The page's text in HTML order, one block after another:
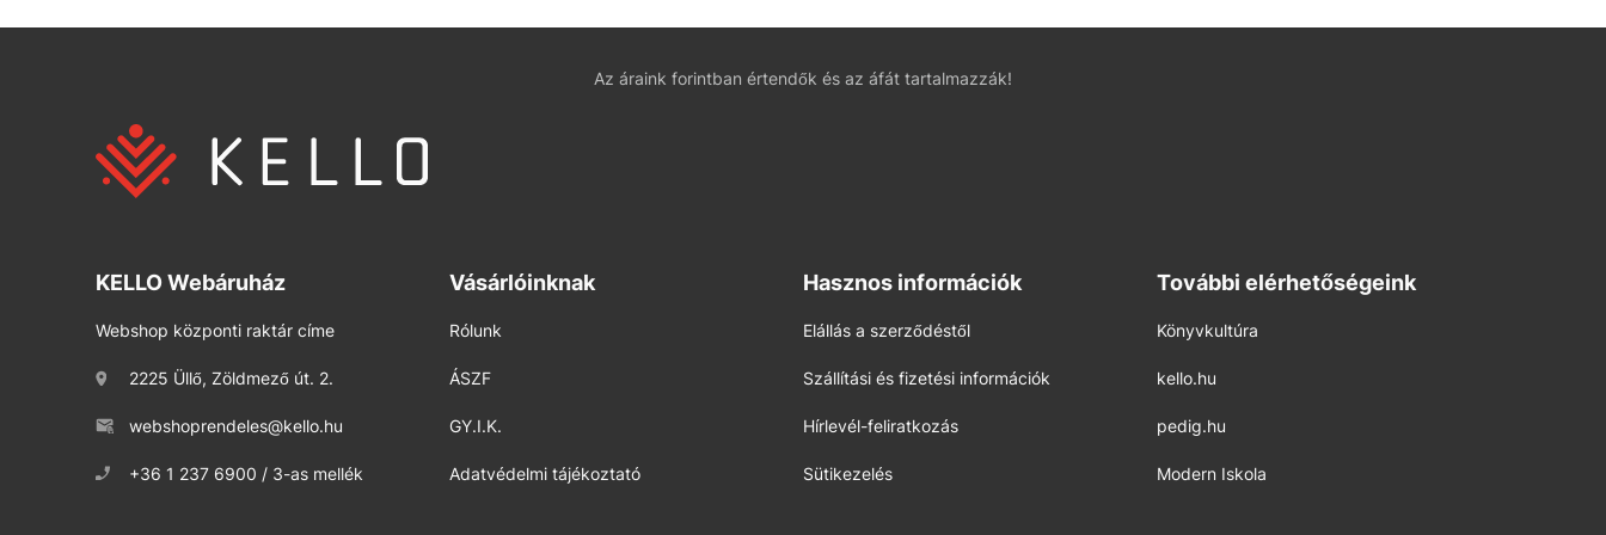
Az áraink forintban értendők és az áfát tartalmazzák!
KELLO Webáruház
Webshop központi raktár címe
2225 Üllő, Zöldmező út. 2.
webshoprendeles@kello.hu
+36 1 237 6900 / 3-as mellék
Vásárlóinknak
Rólunk
ÁSZF
GY.I.K.
Adatvédelmi tájékoztató
Hasznos információk
Elállás a szerződéstől
Szállítási és fizetési információk
Hírlevél-feliratkozás
Sütikezelés
További elérhetőségeink
Könyvkultúra
kello.hu
pedig.hu
Modern Iskola